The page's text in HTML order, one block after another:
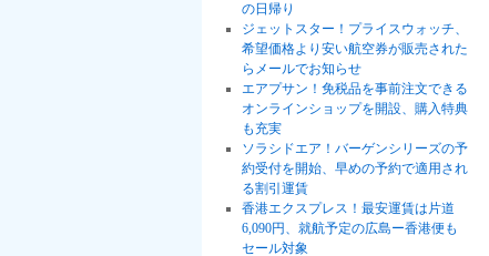
の日帰り
ジェットスター！プライスウォッチ、
希望価格より安い航空券が販売された
らメールでお知らせ
エアプサン！免税品を事前注文できる
オンラインショップを開設、購入特典
も充実
ソラシドエア！バーゲンシリーズの予
約受付を開始、早めの予約で適用され
る割引運賃
香港エクスプレス！最安運賃は片道
6,090円、就航予定の広島ー香港便も
セール対象